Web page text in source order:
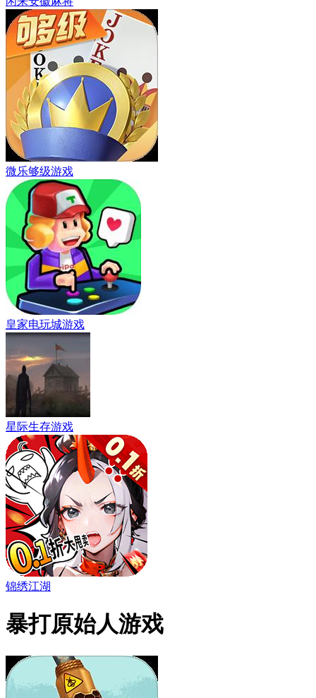
微乐够级游戏
皇家电玩城游戏
星际生存游戏
锦绣江湖
暴打原始人游戏